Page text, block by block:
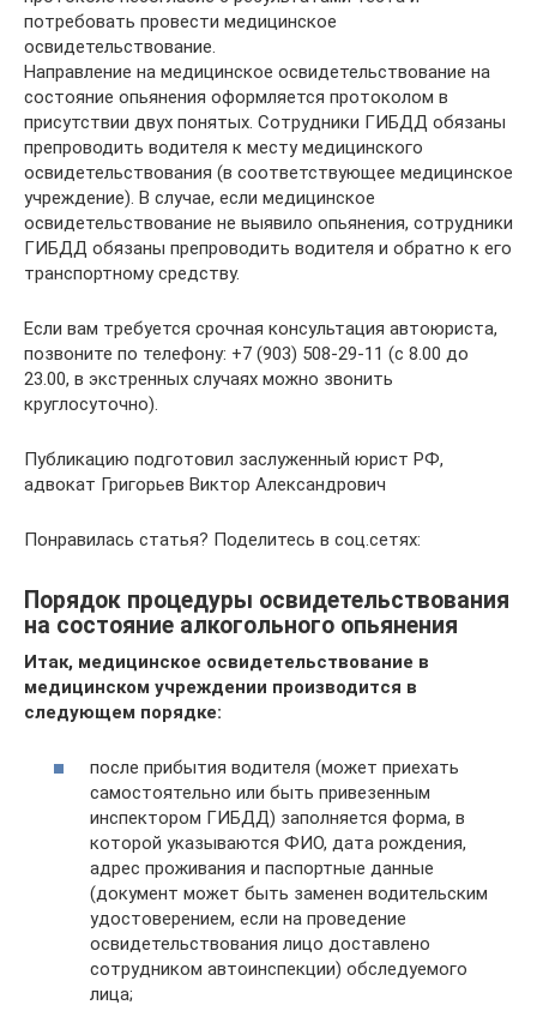
потребовать провести медицинское
освидетельствование.
Направление на медицинское освидетельствование на
состояние опьянения оформляется протоколом в
присутствии двух понятых. Сотрудники ГИБДД обязаны
препроводить водителя к месту медицинского
освидетельствования (в соответствующее медицинское
учреждение). В случае, если медицинское
освидетельствование не выявило опьянения, сотрудники
ГИБДД обязаны препроводить водителя и обратно к его
транспортному средству.
Если вам требуется срочная консультация автоюриста,
позвоните по телефону: +7 (903) 508-29-11 (с 8.00 до
23.00, в экстренных случаях можно звонить
круглосуточно).
Публикацию подготовил заслуженный юрист РФ,
адвокат Григорьев Виктор Александрович
Понравилась статья? Поделитесь в соц.сетях:
Порядок процедуры освидетельствования
на состояние алкогольного опьянения
Итак, медицинское освидетельствование в
медицинском учреждении производится в
следующем порядке:
после прибытия водителя (может приехать
самостоятельно или быть привезенным
инспектором ГИБДД) заполняется форма, в
которой указываются ФИО, дата рождения,
адрес проживания и паспортные данные
(документ может быть заменен водительским
удостоверением, если на проведение
освидетельствования лицо доставлено
сотрудником автоинспекции) обследуемого
лица;